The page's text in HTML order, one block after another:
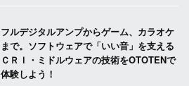
フルデジタルアンプからゲーム、カラオケ
まで。ソフトウェアで「いい音」を支える
ＣＲＩ・ミドルウェアの技術をOTOTENで
体験しよう！